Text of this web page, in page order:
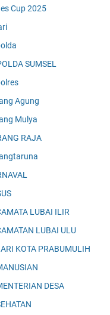
Cup 2025
SUMSEL
Agung
Mulya
RAJA
LUBAI ILIR
LUBAI ULU
KOTA PRABUMULIH
DESA